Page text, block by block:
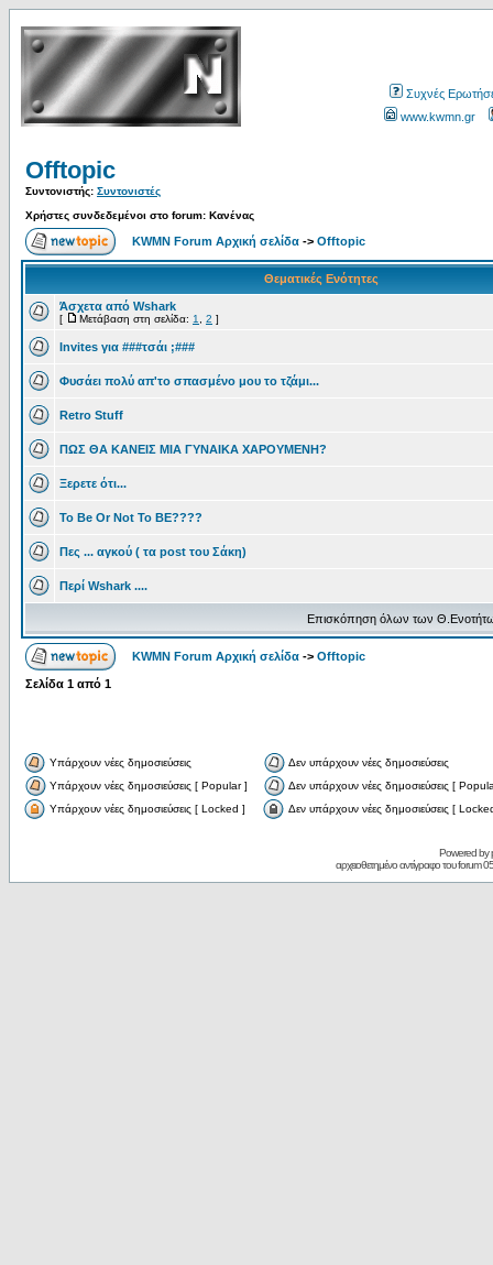
Συχνές
www.kwmn.gr
Offtopic
Συντονιστής: Συντονιστές
Χρήστες συνδεδεμένοι στο forum: Κανένας
KWMN Forum Αρχική σελίδα -> Offtopic
Θεματικές Ενότητες
Άσχετα από Wshark
[ Μετάβαση στη σελίδα: 1 2 ]
Invites για ###τσάι ;###
Φυσάει πολύ απ'το σπασμένο μου το τζάμι...
Retro Stuff
ΠΩΣ ΘΑ ΚΑΝΕΙΣ ΜΙΑ ΓΥΝΑΙΚΑ XAΡΟΥΜΕΝΗ?
Ξερετε ότι...
To Be Or Not To BE????
Πες ... αγκού ( τα post του Σάκη)
Περί Wshark ....
Επισκόπηση όλων των
KWMN Forum Αρχική σελίδα -> Offtopic
Σελίδα 1 από 1
Υπάρχουν νέες δημοσιεύσεις
Δεν υπάρχουν νέες δημοσιεύσεις
Υπάρχουν νέες δημοσιεύσεις [ Popular ]
Δεν υπάρχουν νέες δημοσιεύσεις [
Υπάρχουν νέες δημοσιεύσεις [ Locked ]
Δεν υπάρχουν νέες δημοσιεύσεις [
Powered by
αρχειοθετημένο αντίγραφο του